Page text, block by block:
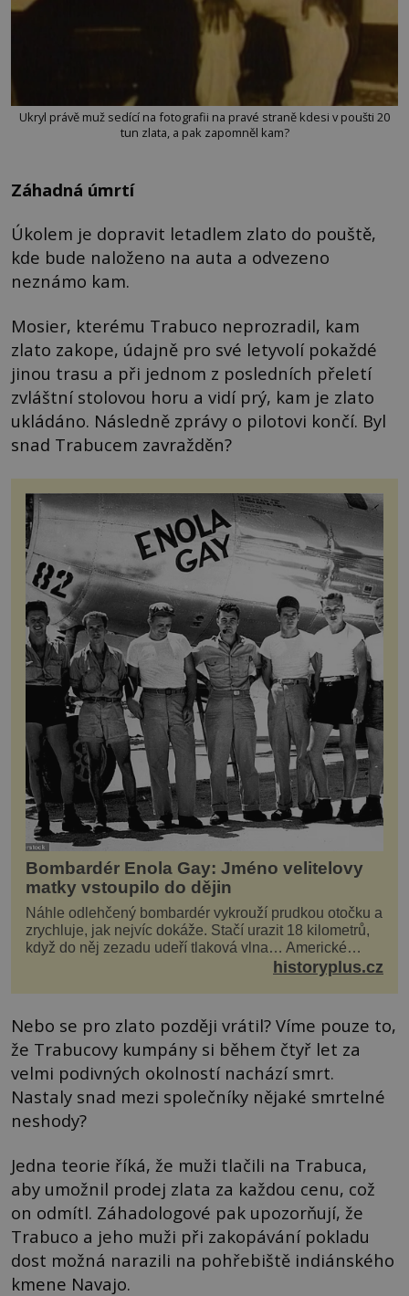
Ukryl právě muž sedící na fotografii na pravé straně kdesi v poušti 20
tun zlata, a pak zapomněl kam?
Záhadná úmrtí
Úkolem je dopravit letadlem zlato do pouště,
kde bude naloženo na auta a odvezeno
neznámo kam.
Mosier, kterému Trabuco neprozradil, kam
zlato zakope, údajně pro své letyvolí pokaždé
jinou trasu a při jednom z posledních přeletí
zvláštní stolovou horu a vidí prý, kam je zlato
ukládáno. Následně zprávy o pilotovi končí. Byl
snad Trabucem zavražděn?
Bombardér Enola Gay: Jméno velitelovy
matky vstoupilo do dějin
Náhle odlehčený bombardér vykrouží prudkou otočku a
zrychluje, jak nejvíc dokáže. Stačí urazit 18 kilometrů,
když do něj zezadu udeří tlaková vlna… Americké
rozhodnutí svrhnout ničivou jadernou bombu ...historyplus.cz
Nebo se pro zlato později vrátil? Víme pouze to,
že Trabucovy kumpány si během čtyř let za
velmi podivných okolností nachází smrt.
Nastaly snad mezi společníky nějaké smrtelné
neshody?
Jedna teorie říká, že muži tlačili na Trabuca,
aby umožnil prodej zlata za každou cenu, což
on odmítl. Záhadologové pak upozorňují, že
Trabuco a jeho muži při zakopávání pokladu
dost možná narazili na pohřebiště indiánského
kmene Navajo.